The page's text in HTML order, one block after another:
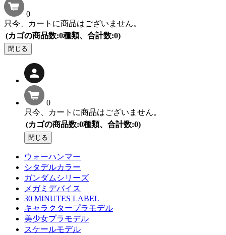
0
只今、カートに商品はございません。
(カゴの商品数:0種類、合計数:0)
閉じる
0
只今、カートに商品はございません。
(カゴの商品数:0種類、合計数:0)
閉じる
ウォーハンマー
シタデルカラー
ガンダムシリーズ
メガミデバイス
30 MINUTES LABEL
キャラクタープラモデル
美少女プラモデル
スケールモデル